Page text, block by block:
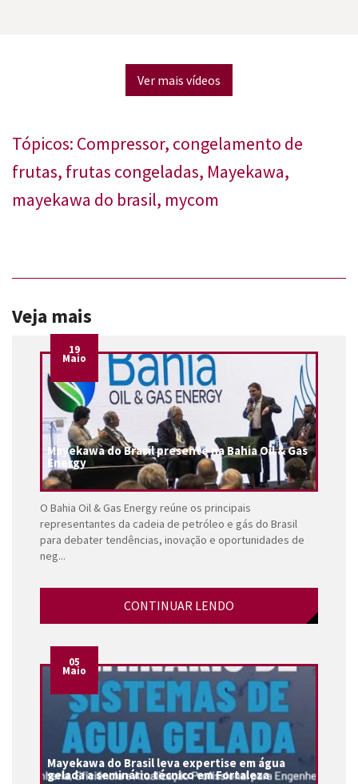
Ver mais vídeos
Tópicos: Compressor, congelamento de
frutas, frutas congeladas, Mayekawa,
mayekawa do brasil, mycom
Veja mais
19
Maio
Mayekawa do Brasil presente na Bahia Oil & Gas
Energy
O Bahia Oil & Gas Energy reúne os principais
representantes da cadeia de petróleo e gás do Brasil
para debater tendências, inovação e oportunidades de
neg...
CONTINUAR LENDO
05
Maio
Mayekawa do Brasil leva expertise em água
gelada a seminário técnico em Fortaleza